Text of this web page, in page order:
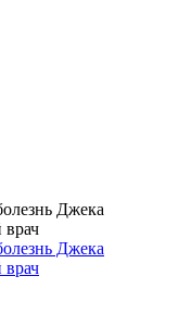
Джека
врач
Джека
врач